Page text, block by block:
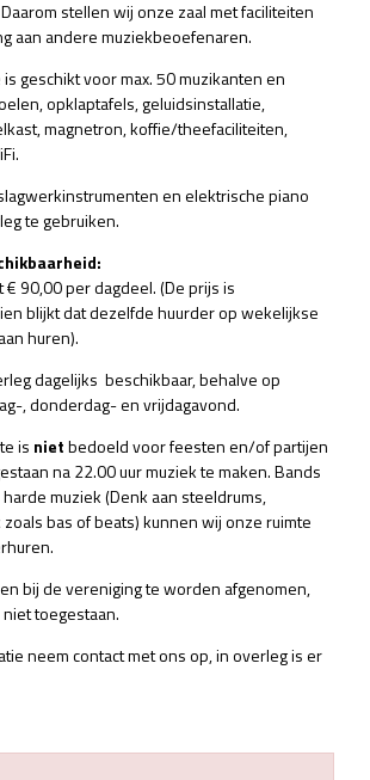
stellen wij onze zaal met faciliteiten
aan andere muziekbeoefenaren.
geschikt voor max. 50 muzikanten en
opklaptafels, geluidsinstallatie,
magnetron, koffie/theefaciliteiten,
en elektrische piano
te gebruiken.
90,00 per dagdeel. (De prijs is
blijkt dat dezelfde huurder op wekelijkse
huren).
dagelijks beschikbaar, behalve op
, donderdag- en vrijdagavond.
is nietbedoeld voor feesten en/of partijen
na 22.00 uur muziek te maken. Bands
muziek (Denk aan steeldrums,
bas of beats) kunnen wij onze ruimte
bij de vereniging te worden afgenomen,
toegestaan.
neem contact met ons op, in overleg is er